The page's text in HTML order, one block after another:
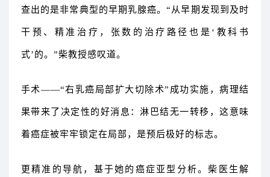
查出的是非常典型的早期乳腺癌。“从早期发现到及时
干预、精准治疗，张数的治疗路径也是‘教科书
式’的。”柴教授感叹道。
手术——“右乳癌局部扩大切除术”成功实施，病理结
果带来了决定性的好消息：淋巴结无一转移，这意味
着癌症被牢牢锁定在局部，是预后极好的标志。
更精准的导航，基于她的癌症亚型分析。柴医生解